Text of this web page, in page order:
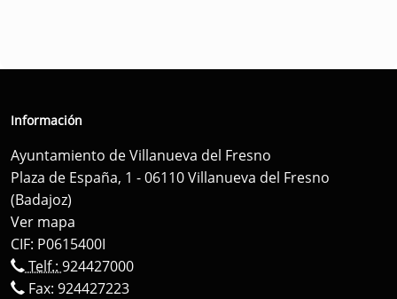
Información
Ayuntamiento de Villanueva del Fresno
Plaza de España, 1 - 06110 Villanueva del Fresno
(Badajoz)
Ver mapa
CIF: P0615400I
Telf.: 924427000
Fax: 924427223